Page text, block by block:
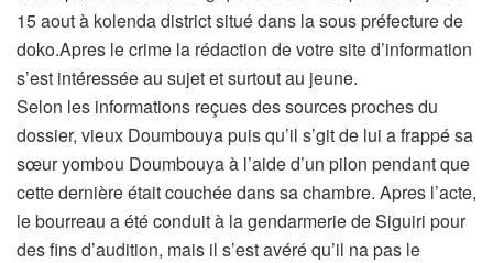
15 aout à kolenda district situé dans la sous préfecture de
doko.Apres le crime la rédaction de votre site d’information
s’est intéressée au sujet et surtout au jeune.
Selon les informations reçues des sources proches du
dossier, vieux Doumbouya puis qu’il s’git de lui a frappé sa
sœur yombou Doumbouya à l’aide d’un pilon pendant que
cette dernière était couchée dans sa chambre. Apres l’acte,
le bourreau a été conduit à la gendarmerie de Siguiri pour
des fins d’audition, mais il s’est avéré qu’il na pas le